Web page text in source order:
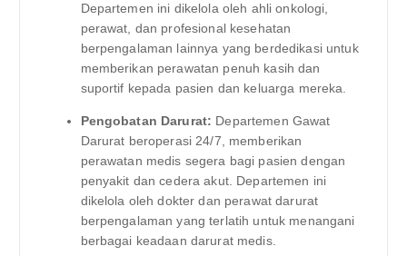
Departemen ini dikelola oleh ahli onkologi,
perawat, dan profesional kesehatan
berpengalaman lainnya yang berdedikasi untuk
memberikan perawatan penuh kasih dan
suportif kepada pasien dan keluarga mereka.
Pengobatan Darurat: Departemen Gawat
Darurat beroperasi 24/7, memberikan
perawatan medis segera bagi pasien dengan
penyakit dan cedera akut. Departemen ini
dikelola oleh dokter dan perawat darurat
berpengalaman yang terlatih untuk menangani
berbagai keadaan darurat medis.